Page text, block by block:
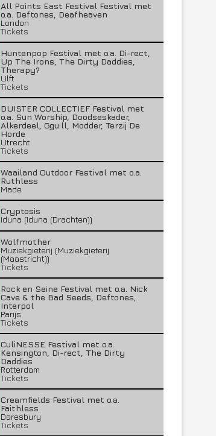
All Points East Festival Festival met
o.a. Deftones, Deafheaven
London
Tickets
Huntenpop Festival met o.a. Di-rect,
Up The Irons, The Dirty Daddies,
Therapy?
Ulft
Tickets
DUISTER COLLECTIEF Festival met
o.a. Sun Worship, Doodseskader,
Alkerdeel, Ggu:ll, Modder, Terzij De
Horde
Utrecht
Tickets
Waailand Outdoor Festival met o.a.
Ruthless
Made
Cryptosis
Iduna (Iduna (Drachten))
Wolfmother
Muziekgieterij (Muziekgieterij
(Maastricht))
Tickets
Rock en Seine Festival met o.a. Nick
Cave & the Bad Seeds, Deftones,
Interpol
Parijs
Tickets
CuliNESSE Festival met o.a.
Kensington, Di-rect, The Dirty
Daddies
Rotterdam
Tickets
Creamfields Festival met o.a.
Faithless
Daresbury
Tickets